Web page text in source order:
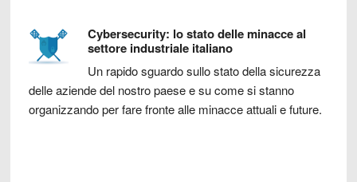
Cybersecurity: lo stato delle minacce al
settore industriale italiano
Un rapido sguardo sullo stato della sicurezza
delle aziende del nostro paese e su come si stanno
organizzando per fare fronte alle minacce attuali e future.